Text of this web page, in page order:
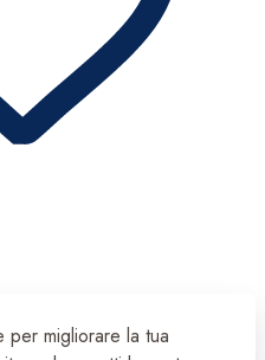
migliorare la tua